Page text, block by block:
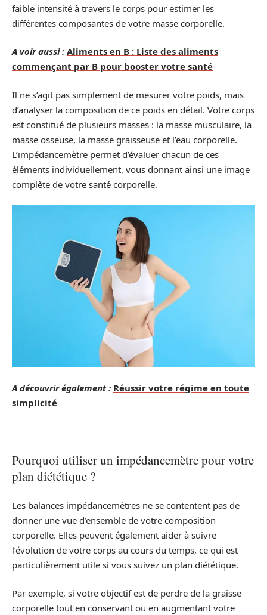
faible intensité à travers le corps pour estimer les
différentes composantes de votre masse corporelle.
A voir aussi : Aliments en B : Liste des aliments
commençant par B pour booster votre santé
Il ne s’agit pas simplement de mesurer votre poids, mais
d’analyser la composition de ce poids en détail. Votre corps
est constitué de plusieurs masses : la masse musculaire, la
masse osseuse, la masse graisseuse et l’eau corporelle.
L’impédancemètre permet d’évaluer chacun de ces
éléments individuellement, vous donnant ainsi une image
complète de votre santé corporelle.
A découvrir également : Réussir votre régime en toute
simplicité
Pourquoi utiliser un impédancemètre pour votre
plan diététique ?
Les balances impédancemètres ne se contentent pas de
donner une vue d’ensemble de votre composition
corporelle. Elles peuvent également aider à suivre
l’évolution de votre corps au cours du temps, ce qui est
particulièrement utile si vous suivez un plan diététique.
Par exemple, si votre objectif est de perdre de la graisse
corporelle tout en conservant ou en augmentant votre